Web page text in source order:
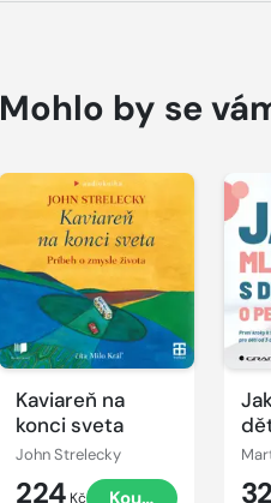
Mohlo by se
Kaviareň na
konci sveta
John Strelecky
224 Kč
Přehrát
ukázku